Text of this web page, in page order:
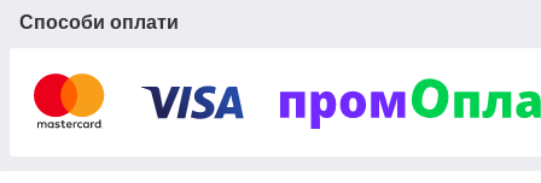
Способи оплати